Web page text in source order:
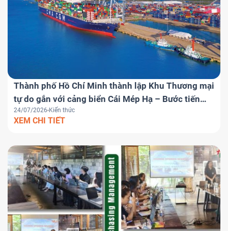
Thành phố Hồ Chí Minh thành lập Khu Thương mại
tự do gắn với cảng biển Cái Mép Hạ – Bước tiến
chiến lược đưa Việt Nam trở thành trung tâm
logistics khu vực
24/07/2026 Kiến thức
XEM CHI TIẾT